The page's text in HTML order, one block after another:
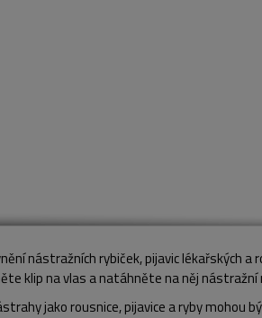
nástražních rybiček, pijavic lékařských
klip na vlas a natáhněte na něj nástražní
jako rousnice, pijavice a ryby mohou